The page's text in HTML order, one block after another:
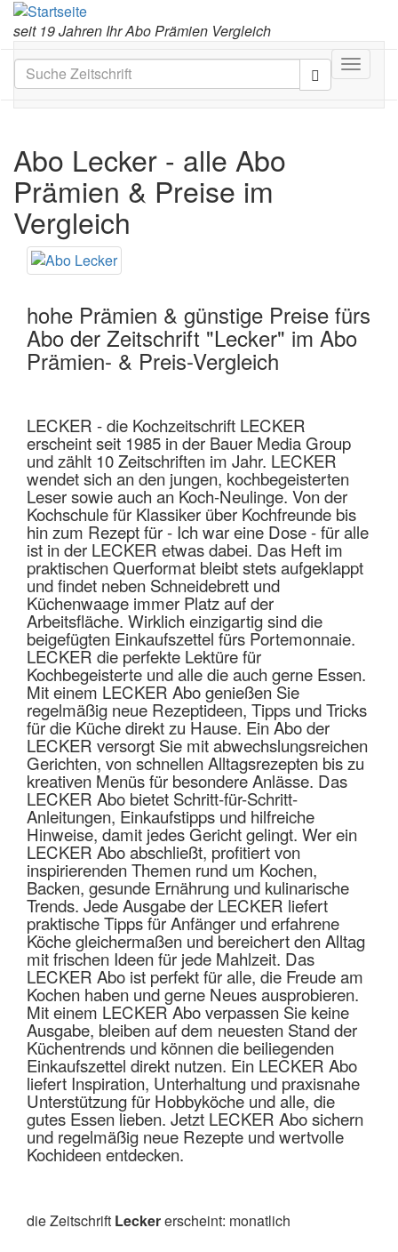
seit 19 Jahren Ihr Abo Prämien Vergleich
Toggle
Abo Lecker - alle Abo
Prämien & Preise im
Vergleich
hohe Prämien & günstige Preise fürs
Abo der Zeitschrift "Lecker" im Abo
Prämien- & Preis-Vergleich
LECKER - die Kochzeitschrift LECKER
erscheint seit 1985 in der Bauer Media Group
und zählt 10 Zeitschriften im Jahr. LECKER
wendet sich an den jungen, kochbegeisterten
Leser sowie auch an Koch-Neulinge. Von der
Kochschule für Klassiker über Kochfreunde bis
hin zum Rezept für - Ich war eine Dose - für alle
ist in der LECKER etwas dabei. Das Heft im
praktischen Querformat bleibt stets aufgeklappt
und findet neben Schneidebrett und
Küchenwaage immer Platz auf der
Arbeitsfläche. Wirklich einzigartig sind die
beigefügten Einkaufszettel fürs Portemonnaie.
LECKER die perfekte Lektüre für
Kochbegeisterte und alle die auch gerne Essen.
Mit einem LECKER Abo genießen Sie
regelmäßig neue Rezeptideen, Tipps und Tricks
für die Küche direkt zu Hause. Ein Abo der
LECKER versorgt Sie mit abwechslungsreichen
Gerichten, von schnellen Alltagsrezepten bis zu
kreativen Menüs für besondere Anlässe. Das
LECKER Abo bietet Schritt-für-Schritt-
Anleitungen, Einkaufstipps und hilfreiche
Hinweise, damit jedes Gericht gelingt. Wer ein
LECKER Abo abschließt, profitiert von
inspirierenden Themen rund um Kochen,
Backen, gesunde Ernährung und kulinarische
Trends. Jede Ausgabe der LECKER liefert
praktische Tipps für Anfänger und erfahrene
Köche gleichermaßen und bereichert den Alltag
mit frischen Ideen für jede Mahlzeit. Das
LECKER Abo ist perfekt für alle, die Freude am
Kochen haben und gerne Neues ausprobieren.
Mit einem LECKER Abo verpassen Sie keine
Ausgabe, bleiben auf dem neuesten Stand der
Küchentrends und können die beiliegenden
Einkaufszettel direkt nutzen. Ein LECKER Abo
liefert Inspiration, Unterhaltung und praxisnahe
Unterstützung für Hobbyköche und alle, die
gutes Essen lieben. Jetzt LECKER Abo sichern
und regelmäßig neue Rezepte und wertvolle
Kochideen entdecken.
die Zeitschrift Leckererscheint: monatlich